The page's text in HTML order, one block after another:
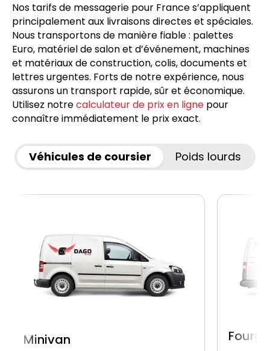
Nos tarifs de messagerie pour France s’appliquent
principalement aux livraisons directes et spéciales.
Nous transportons de manière fiable : palettes
Euro, matériel de salon et d’événement, machines
et matériaux de construction, colis, documents et
lettres urgentes. Forts de notre expérience, nous
assurons un transport rapide, sûr et économique.
Utilisez notrecalculateur de prix en ligne pour
connaître immédiatement le prix exact.
Véhicules de coursier Poids lourds
Minivan